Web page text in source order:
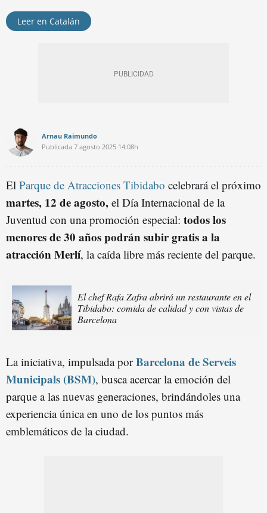
Leer en Catalán
Arnau Raimundo
Publicada 7 agosto 2025 14:08h
El Parque de Atracciones Tibidabo celebrará el próximo
martes, 12 de agosto, el Día Internacional de la
Juventud con una promoción especial: todos los
menores de 30 años podrán subir gratis a la
atracción Merlí, la caída libre más reciente del parque.
El chef Rafa Zafra abrirá un restaurante en el
Tibidabo: comida de calidad y con vistas de
Barcelona
La iniciativa, impulsada porBarcelona de Serveis
Municipals (BSM), busca acercar la emoción del
parque a las nuevas generaciones, brindándoles una
experiencia única en uno de los puntos más
emblemáticos de la ciudad.